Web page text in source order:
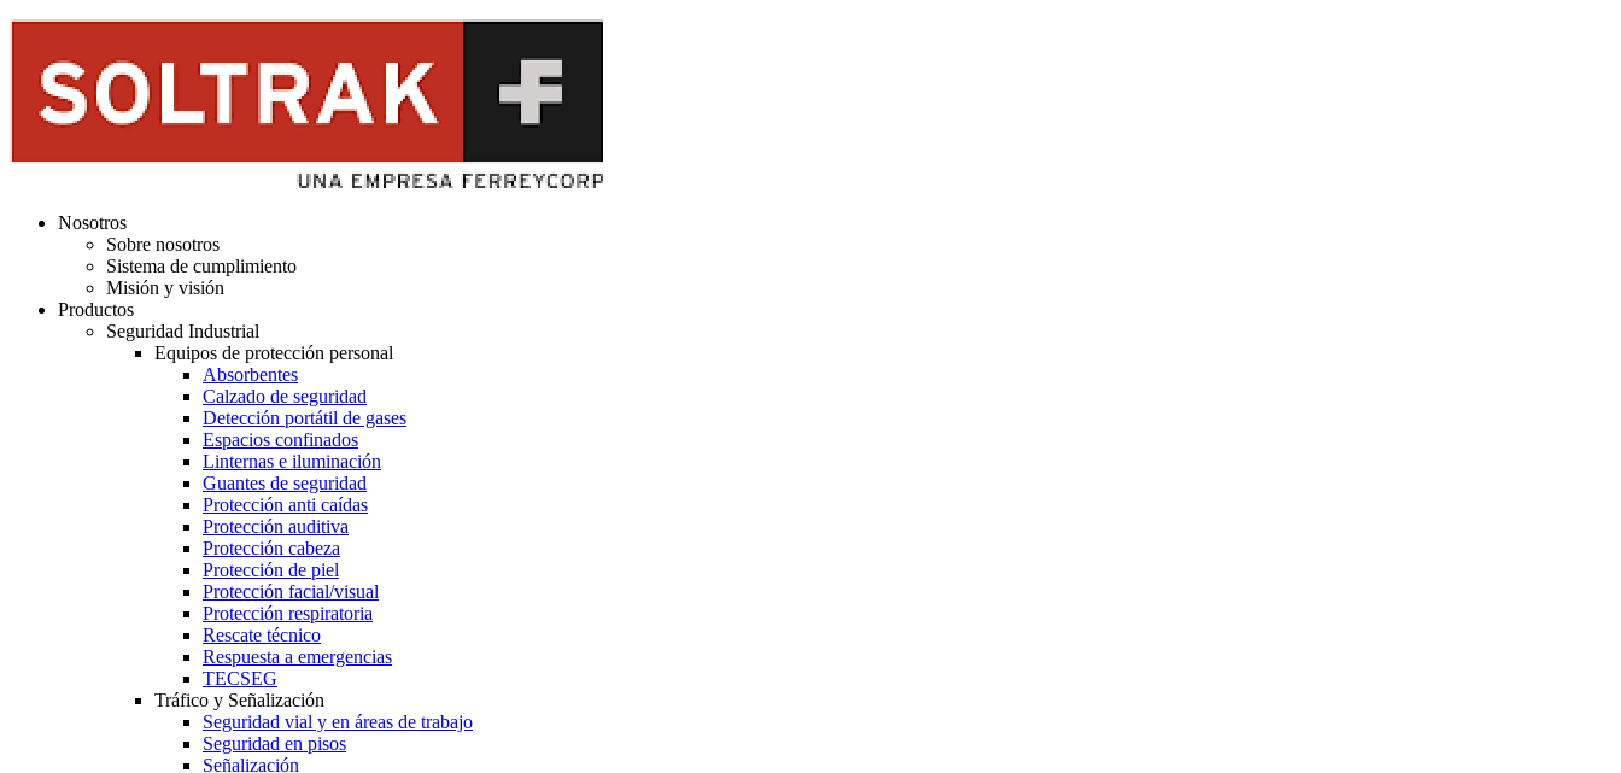
Nosotros
Sobre nosotros
Sistema de cumplimiento
Misión y visión
Productos
Seguridad Industrial
Equipos de protección personal
Absorbentes
Calzado de seguridad
Detección portátil de gases
Espacios confinados
Linternas e iluminación
Guantes de seguridad
Protección anti caídas
Protección auditiva
Protección cabeza
Protección de piel
Protección facial/visual
Protección respiratoria
Rescate técnico
Respuesta a emergencias
TECSEG
Tráfico y Señalización
Seguridad vial y en áreas de trabajo
Seguridad en pisos
Señalización